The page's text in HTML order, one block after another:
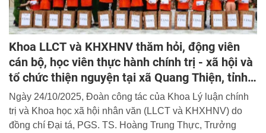
Khoa LLCT và KHXHNV thăm hỏi, động viên
cán bộ, học viên thực hành chính trị - xã hội và
tổ chức thiện nguyện tại xã Quang Thiện, tỉnh
Ninh Bình
Ngày 24/10/2025, Đoàn công tác của Khoa Lý luận chính
trị và Khoa học xã hội nhân văn (LLCT và KHXHNV) do
đồng chí Đại tá, PGS. TS. Hoàng Trung Thực, Trưởng